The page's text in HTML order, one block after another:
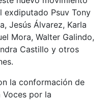
exdiputado Psuv Tony
Jesús Álvarez, Karla
Mora, Walter Galindo,
Castillo y otros
la conformación de
Voces por la